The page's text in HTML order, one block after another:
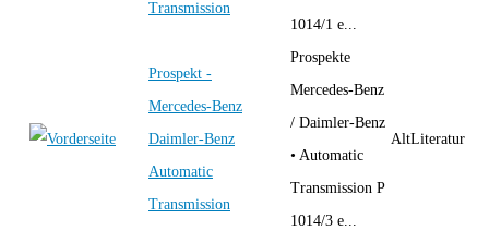
Transmission
1014/1 e...
Prospekt -
Mercedes-Benz
Daimler-Benz
Automatic
Transmission
Prospekte
Mercedes-Benz
/ Daimler-Benz
• Automatic
Transmission P
1014/3 e...
AltLiteratur